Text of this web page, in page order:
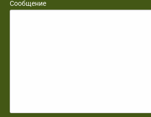
Сообщение